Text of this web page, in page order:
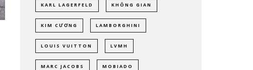
KARL LAGERFELD KHÔNG GIAN
KIM CƯƠNG LAMBORGHINI
LOUIS VUITTON LVMH
MARC JACOBS MOBIADO